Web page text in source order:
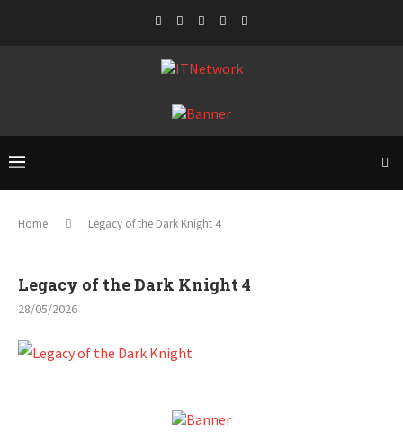
Home Legacy of the Dark Knight 4
Legacy of the Dark Knight 4
28/05/2026